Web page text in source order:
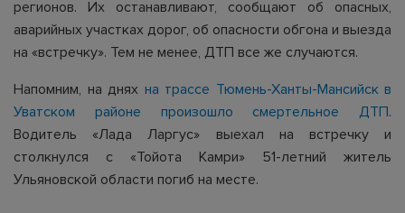
регионов. Их останавливают, сообщают об опасных,
аварийных участках дорог, об опасности обгона и выезда
на «встречку». Тем не менее, ДТП все же случаются.
Напомним, на днях на трассе Тюмень-Ханты-Мансийск в
Уватском районе произошло смертельное ДТП.
Водитель «Лада Ларгус» выехал на встречку и
столкнулся с «Тойота Камри» 51-летний житель
Ульяновской области погиб на месте.